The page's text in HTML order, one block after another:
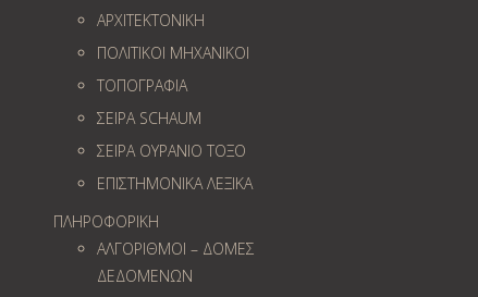
ΑΡΧΙΤΕΚΤΟΝΙΚΗ
ΠΟΛΙΤΙΚΟΙ ΜΗΧΑΝΙΚΟΙ
ΤΟΠΟΓΡΑΦΙΑ
ΣΕΙΡΑ SCHAUM
ΣΕΙΡΑ ΟΥΡΑΝΙΟ ΤΟΞΟ
ΕΠΙΣΤΗΜΟΝΙΚΑ ΛΕΞΙΚΑ
ΠΛΗΡΟΦΟΡΙΚΗ
ΑΛΓΟΡΙΘΜΟΙ – ΔΟΜΕΣ
ΔΕΔΟΜΕΝΩΝ